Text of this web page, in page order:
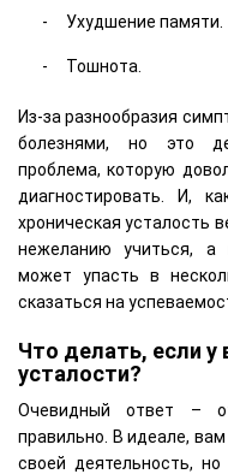
Ухудшение памяти.
Тошнота.
Из-за разнообразия
болезнями, но это
проблема, которую
диагностировать. И,
хроническая усталость
нежеланию учиться, а
может упасть в
сказаться на
Что делать, если у
усталости?
Очевидный ответ –
правильно. В идеале,
своей деятельность,